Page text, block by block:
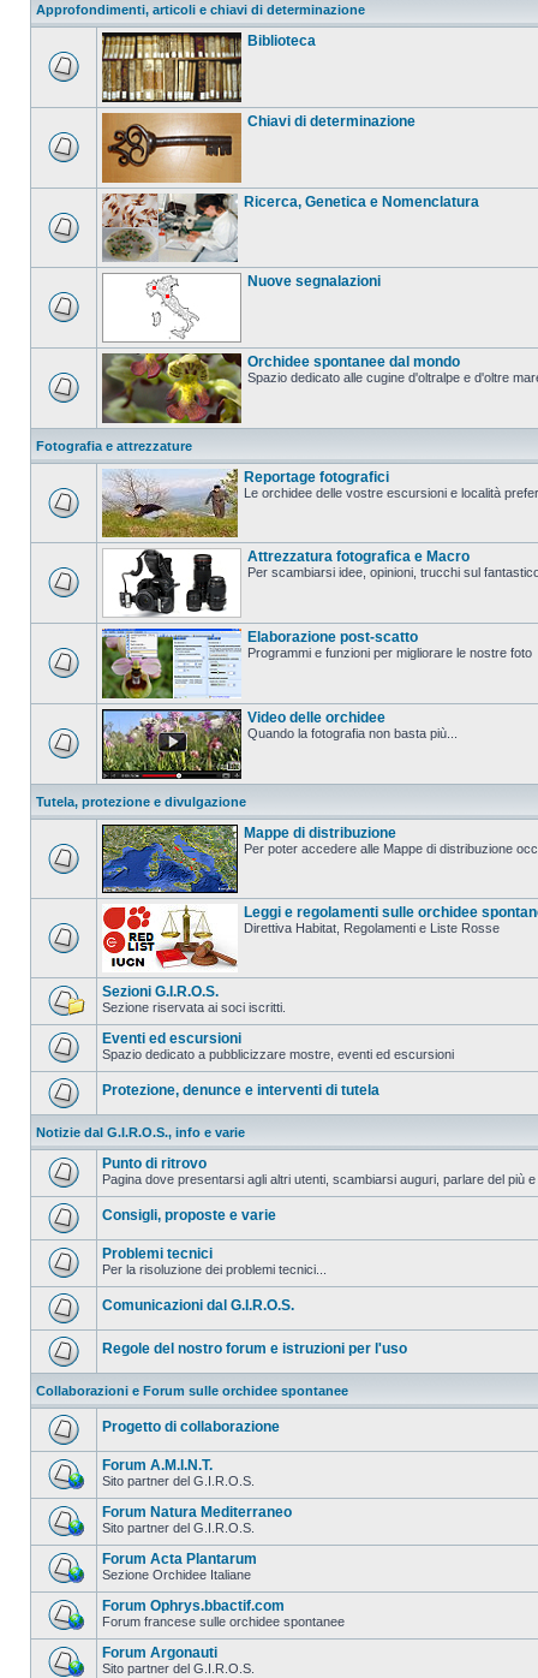
Approfondimenti, articoli e chiavi di determinazione
Biblioteca
Chiavi di determinazione
Ricerca, Genetica e Nomenclatura
Nuove segnalazioni
Orchidee spontanee dal mondo
Spazio dedicato alle cugine d'oltralpe e d'oltre
Fotografia e attrezzature
Reportage fotografici
Le orchidee delle vostre escursioni e località
Attrezzatura fotografica e Macro
Per scambiarsi idee, opinioni, trucchi sul
Elaborazione post-scatto
Programmi e funzioni per migliorare le nostre foto
Video delle orchidee
Quando la fotografia non basta più...
Tutela, protezione e divulgazione
Mappe di distribuzione
Per poter accedere alle Mappe di distribuzione
Leggi e regolamenti sulle orchidee
Direttiva Habitat, Regolamenti e Liste Rosse
Sezioni G.I.R.O.S.
Sezione riservata ai soci iscritti.
Eventi ed escursioni
Spazio dedicato a pubblicizzare mostre, eventi ed escursioni
Protezione, denunce e interventi di tutela
Notizie dal G.I.R.O.S., info e varie
Punto di ritrovo
Pagina dove presentarsi agli altri utenti, scambiarsi auguri, parlare del più
Consigli, proposte e varie
Problemi tecnici
Per la risoluzione dei problemi tecnici...
Comunicazioni dal G.I.R.O.S.
Regole del nostro forum e istruzioni per l'uso
Collaborazioni e Forum sulle orchidee spontanee
Progetto di collaborazione
Forum A.M.I.N.T.
Sito partner del G.I.R.O.S.
Forum Natura Mediterraneo
Sito partner del G.I.R.O.S.
Forum Acta Plantarum
Sezione Orchidee Italiane
Forum Ophrys.bbactif.com
Forum francese sulle orchidee spontanee
Forum Argonauti
Sito partner del G.I.R.O.S.